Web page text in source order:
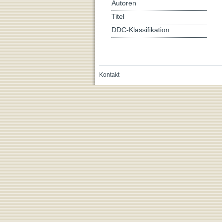
Autoren
Titel
DDC-Klassifikation
Kontakt